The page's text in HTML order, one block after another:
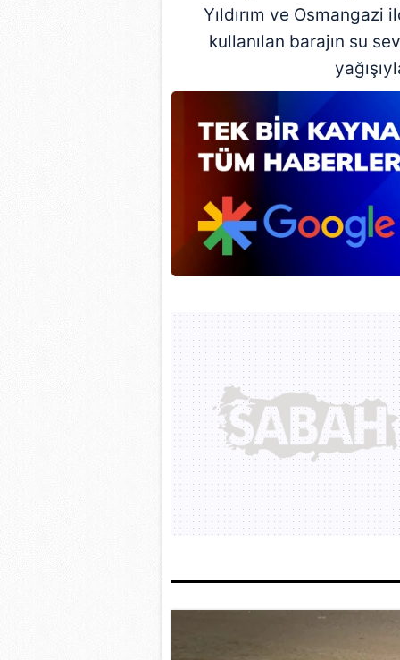
Yıldırım ve
kullanılan barajın su